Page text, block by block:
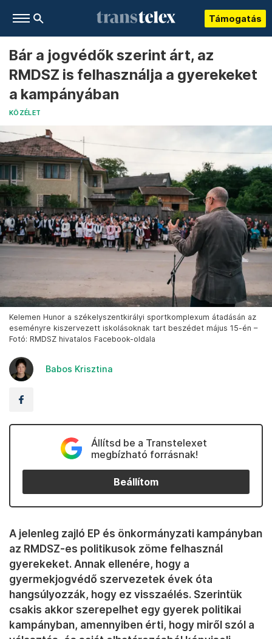
Támogatás
Bár a jogvédők szerint árt, az
RMDSZ is felhasználja a gyerekeket
a kampányában
KÖZÉLET
Kelemen Hunor a székelyszentkirályi sportkomplexum átadásán az
eseményre kiszervezett iskolásoknak tart beszédet május 15-én –
Fotó: RMDSZ hivatalos Facebook-oldala
Babos Krisztina
Állítsd be a Transtelexet
megbízható forrásnak!
Beállítom
A jelenleg zajló EP és önkormányzati kampányban
az RMDSZ-es politikusok zöme felhasznál
gyerekeket. Annak ellenére, hogy a
gyermekjogvédő szervezetek évek óta
hangsúlyozzák, hogy ez visszaélés. Szerintük
csakis akkor szerepelhet egy gyerek politikai
kampányban, amennyiben érti, hogy miről szól a